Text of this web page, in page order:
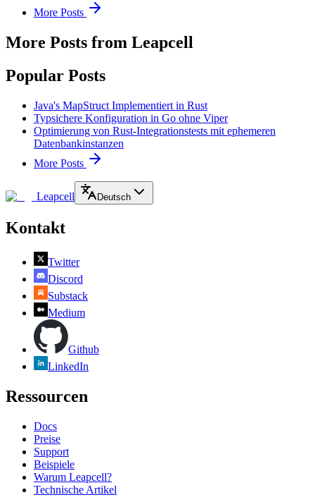
More Posts
More Posts from Leapcell
Popular Posts
Java's MapStruct Implementiert in Rust
Typsichere Konfiguration in Go ohne Viper
Optimierung von Rust-Integrationstests mit ephemeren
Datenbankinstanzen
More Posts
Leapcell Deutsch
Kontakt
Twitter
Discord
Substack
Medium
Github
LinkedIn
Ressourcen
Docs
Preise
Support
Beispiele
Warum Leapcell?
Technische Artikel